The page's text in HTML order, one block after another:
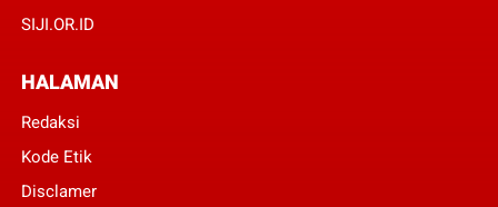
SIJI.OR.ID
HALAMAN
Redaksi
Kode Etik
Disclamer